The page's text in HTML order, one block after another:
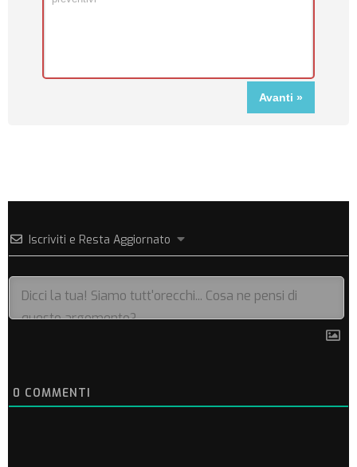
Iscriviti e Resta Aggiornato
0 COMMENTI